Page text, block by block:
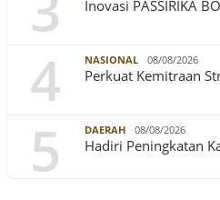
Inovasi PASSIRIKA
4 NASIONAL 08/08/2026
Perkuat Kemitraan
5 DAERAH 08/08/2026
Hadiri Peningkatan